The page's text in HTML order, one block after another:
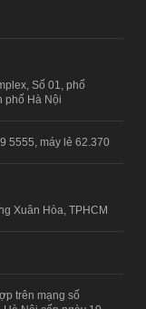
Số 01, phố
phố Hà Nội
5555, máy lẻ 62.370
Xuân Hòa, TPHCM
trên mạng số